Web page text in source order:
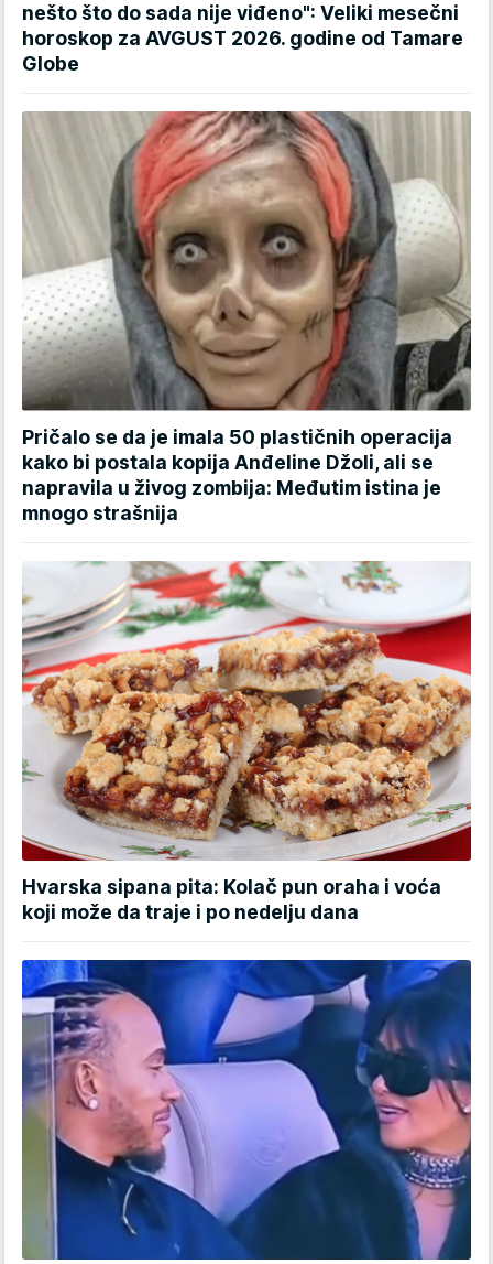
nešto što do sada nije viđeno": Veliki mesečni
horoskop za AVGUST 2026. godine od Tamare
Globe
Pričalo se da je imala 50 plastičnih operacija
kako bi postala kopija Anđeline Džoli, ali se
napravila u živog zombija: Međutim istina je
mnogo strašnija
Hvarska sipana pita: Kolač pun oraha i voća
koji može da traje i po nedelju dana